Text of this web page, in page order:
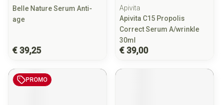
Belle Nature Serum Anti-
age
€ 39,25
Apivita
Apivita C15 Propolis
Correct Serum A/wrinkle
30ml
€ 39,00
PROMO